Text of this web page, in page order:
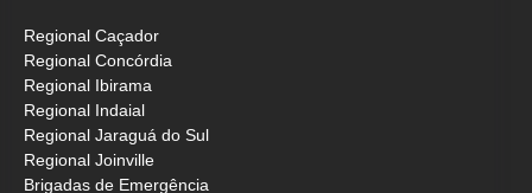
Regional Caçador
Regional Concórdia
Regional Ibirama
Regional Indaial
Regional Jaraguá do Sul
Regional Joinville
Brigadas de Emergência